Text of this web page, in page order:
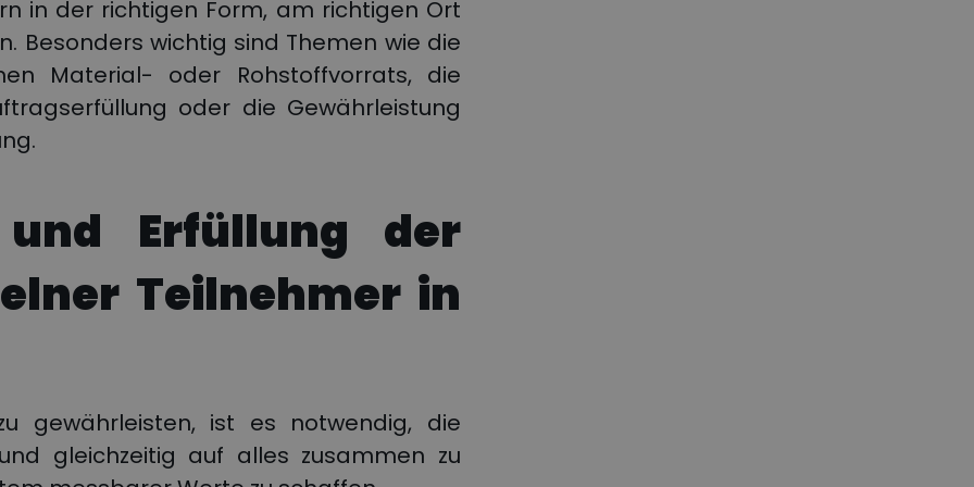
in der richtigen Form, am richtigen Ort
Besonders wichtig sind Themen wie die
Material- oder Rohstoffvorrats, die
oder die Gewährleistung
Erfüllung der
Teilnehmer in
gewährleisten, ist es notwendig, die
gleichzeitig auf alles zusammen zu